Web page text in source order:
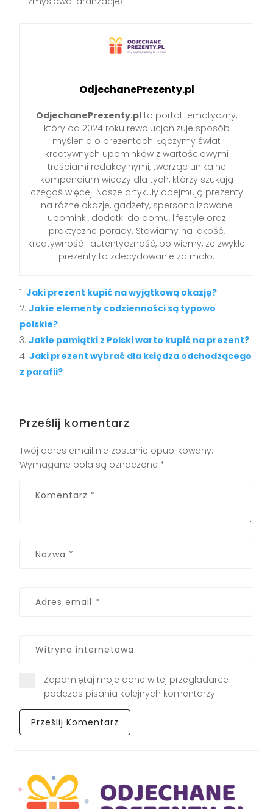
OdjechanePrezenty.pl
OdjechanePrezenty.pl to portal tematyczny,
który od 2024 roku rewolucjonizuje sposób
myślenia o prezentach. Łączymy świat
kreatywnych upominków z wartościowymi
treściami redakcyjnymi, tworząc unikalne
kompendium wiedzy dla tych, którzy szukają
czegoś więcej. Nasze artykuły obejmują prezenty
na różne okazje, gadżety, spersonalizowane
upominki, dodatki do domu, lifestyle oraz
praktyczne porady. Stawiamy na jakość,
kreatywność i autentyczność, bo wiemy, że zwykłe
prezenty to zdecydowanie za mało.
Jaki prezent kupić na wyjątkową okazję?
Jakie elementy codzienności są typowo
polskie?
Jakie pamiątki z Polski warto kupić na prezent?
Jaki prezent wybrać dla księdza odchodzącego
z parafii?
Prześlij komentarz
Twój adres email nie zostanie opublikowany.
Wymagane pola są oznaczone *
Zapamiętaj moje dane w tej przeglądarce
podczas pisania kolejnych komentarzy.